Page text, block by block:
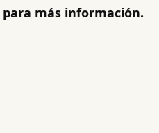
para más información.